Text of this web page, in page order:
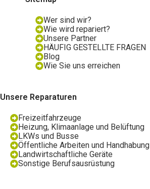
Wer sind wir?
Wie wird repariert?
Unsere Partner
HÄUFIG GESTELLTE FRAGEN
Blog
Wie Sie uns erreichen
Unsere Reparaturen
Freizeitfahrzeuge
Heizung, Klimaanlage und Belüftung
LKWs und Busse
Öffentliche Arbeiten und Handhabung
Landwirtschaftliche Geräte
Sonstige Berufsausrüstung